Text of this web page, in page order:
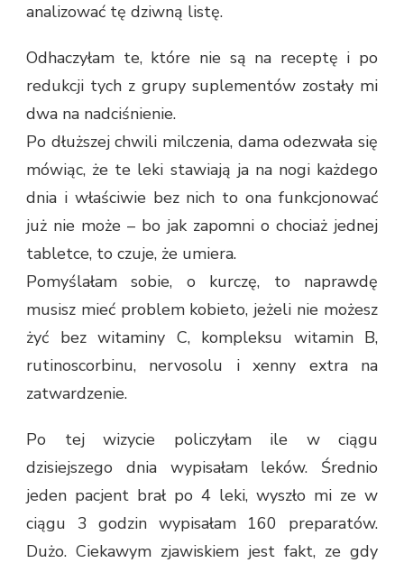
analizować tę dziwną listę.
Odhaczyłam te, które nie są na receptę i po
redukcji tych z grupy suplementów zostały mi
dwa na nadciśnienie.
Po dłuższej chwili milczenia, dama odezwała się
mówiąc, że te leki stawiają ja na nogi każdego
dnia i właściwie bez nich to ona funkcjonować
już nie może – bo jak zapomni o chociaż jednej
tabletce, to czuje, że umiera.
Pomyślałam sobie, o kurczę, to naprawdę
musisz mieć problem kobieto, jeżeli nie możesz
żyć bez witaminy C, kompleksu witamin B,
rutinoscorbinu, nervosolu i xenny extra na
zatwardzenie.
Po tej wizycie policzyłam ile w ciągu
dzisiejszego dnia wypisałam leków. Średnio
jeden pacjent brał po 4 leki, wyszło mi ze w
ciągu 3 godzin wypisałam 160 preparatów.
Dużo. Ciekawym zjawiskiem jest fakt, ze gdy